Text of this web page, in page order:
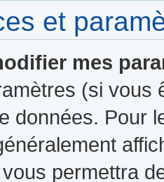
et
mes
(si vous
données. Pour
permettra